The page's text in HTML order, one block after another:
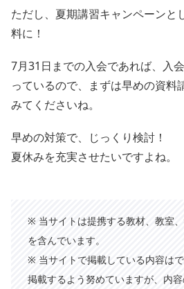
ただし、夏期講習キャンペーンと
料に！
7月31日までの入会であれば、入
っているので、まずは早めの資料
みてくださいね。
早めの対策で、じっくり検討！
夏休みを充実させたいですよね。
※ 当サイトは提携する教材、教室
を含んでいます。
※ 当サイトで掲載している内容は
掲載するよう努めていますが、内